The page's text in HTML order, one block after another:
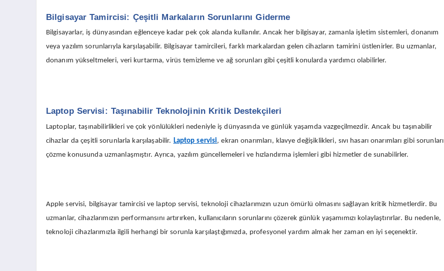
Bilgisayar Tamircisi: Çeşitli Markaların Sorunlarını Giderme
Bilgisayarlar, iş dünyasından eğlenceye kadar pek çok alanda kullanılır. Ancak her bilgisayar, zamanla işletim sistemleri, donanım
veya yazılım sorunlarıyla karşılaşabilir. Bilgisayar tamircileri, farklı markalardan gelen cihazların tamirini üstlenirler. Bu uzmanlar,
donanım yükseltmeleri, veri kurtarma, virüs temizleme ve ağ sorunları gibi çeşitli konularda yardımcı olabilirler.
Laptop Servisi: Taşınabilir Teknolojinin Kritik Destekçileri
Laptoplar, taşınabilirlikleri ve çok yönlülükleri nedeniyle iş dünyasında ve günlük yaşamda vazgeçilmezdir. Ancak bu taşınabilir
cihazlar da çeşitli sorunlarla karşılaşabilir. Laptop servisi, ekran onarımları, klavye değişiklikleri, sıvı hasarı onarımları gibi sorunları
çözme konusunda uzmanlaşmıştır. Ayrıca, yazılım güncellemeleri ve hızlandırma işlemleri gibi hizmetler de sunabilirler.
Apple servisi, bilgisayar tamircisi ve laptop servisi, teknoloji cihazlarımızın uzun ömürlü olmasını sağlayan kritik hizmetlerdir. Bu
uzmanlar, cihazlarımızın performansını artırırken, kullanıcıların sorunlarını çözerek günlük yaşamımızı kolaylaştırırlar. Bu nedenle,
teknoloji cihazlarımızla ilgili herhangi bir sorunla karşılaştığımızda, profesyonel yardım almak her zaman en iyi seçenektir.